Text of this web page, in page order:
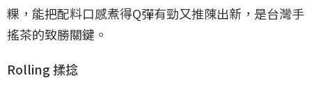
粿，能把配料口感煮得Q彈有勁又推陳出新，是台灣手
搖茶的致勝關鍵。
Rolling 揉捻